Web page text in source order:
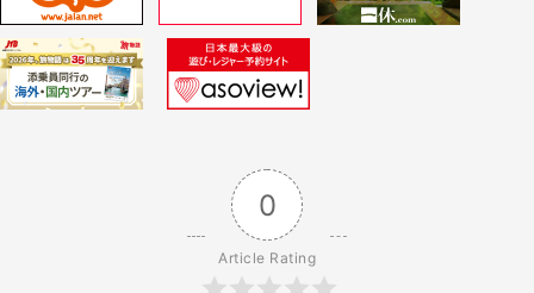
ー
シ
0
Article Rating